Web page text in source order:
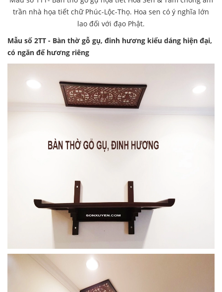
trần nhà họa tiết chữ Phúc-Lộc-Thọ. Hoa sen có ý nghĩa lớn
lao đối với đạo Phật.
Mẫu số 2TT - Bàn thờ gỗ gụ, đinh hương kiểu dáng hiện đại,
có ngăn để hương riêng